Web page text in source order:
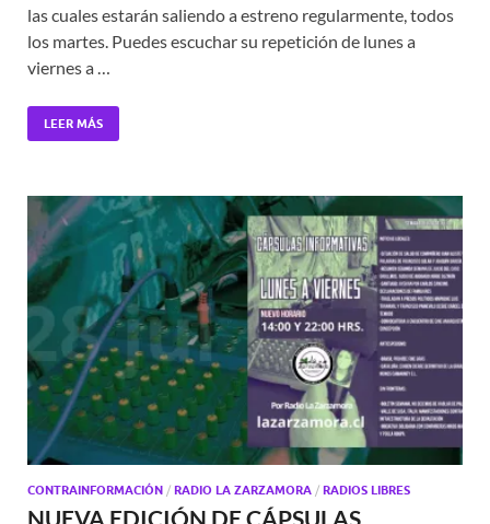
las cuales estarán saliendo a estreno regularmente, todos
los martes. Puedes escuchar su repetición de lunes a
viernes a …
LEER MÁS
CONTRAINFORMACIÓN / RADIO LA ZARZAMORA / RADIOS LIBRES
NUEVA EDICIÓN DE CÁPSULAS